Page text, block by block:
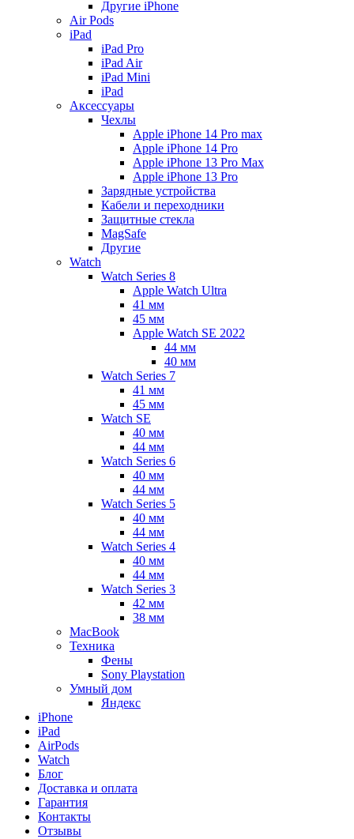
Другие iPhone
Air Pods
iPad
iPad Pro
iPad Air
iPad Mini
iPаd
Аксессуары
Чехлы
Apple iPhone 14 Pro max
Apple iPhone 14 Pro
Apple iPhone 13 Pro Max
Apple iPhone 13 Pro
Зарядные устройства
Кабели и переходники
Защитные стекла
MagSafe
Другие
Watch
Watch Series 8
Apple Watch Ultra
41 мм
45 мм
Apple Watch SE 2022
44 мм
40 мм
Watch Series 7
41 мм
45 мм
Watch SE
40 мм
44 мм
Watch Series 6
40 мм
44 мм
Watch Series 5
40 мм
44 мм
Watch Series 4
40 мм
44 мм
Watch Series 3
42 мм
38 мм
MacBook
Техника
Фены
Sony Playstation
Умный дом
Яндекс
iPhone
iPad
AirPods
Watch
Блог
Доставка и оплата
Гарантия
Контакты
Отзывы